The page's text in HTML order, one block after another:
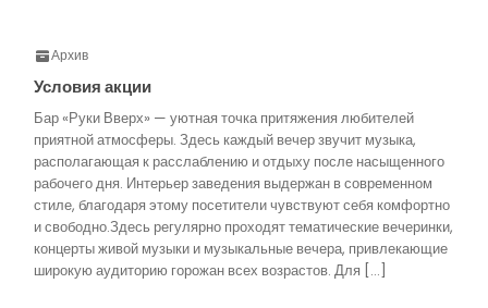
Архив
Условия акции
Бар «Руки Вверх» — уютная точка притяжения любителей
приятной атмосферы. Здесь каждый вечер звучит музыка,
располагающая к расслаблению и отдыху после насыщенного
рабочего дня. Интерьер заведения выдержан в современном
стиле, благодаря этому посетители чувствуют себя комфортно
и свободно.Здесь регулярно проходят тематические вечеринки,
концерты живой музыки и музыкальные вечера, привлекающие
широкую аудиторию горожан всех возрастов. Для […]